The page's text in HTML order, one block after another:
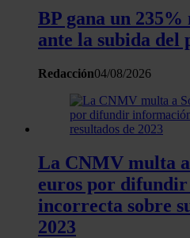
BP gana un 235%
ante la subida del
Redacción04/08/2026
La CNMV multa a
euros por
incorrecta sobre
2023